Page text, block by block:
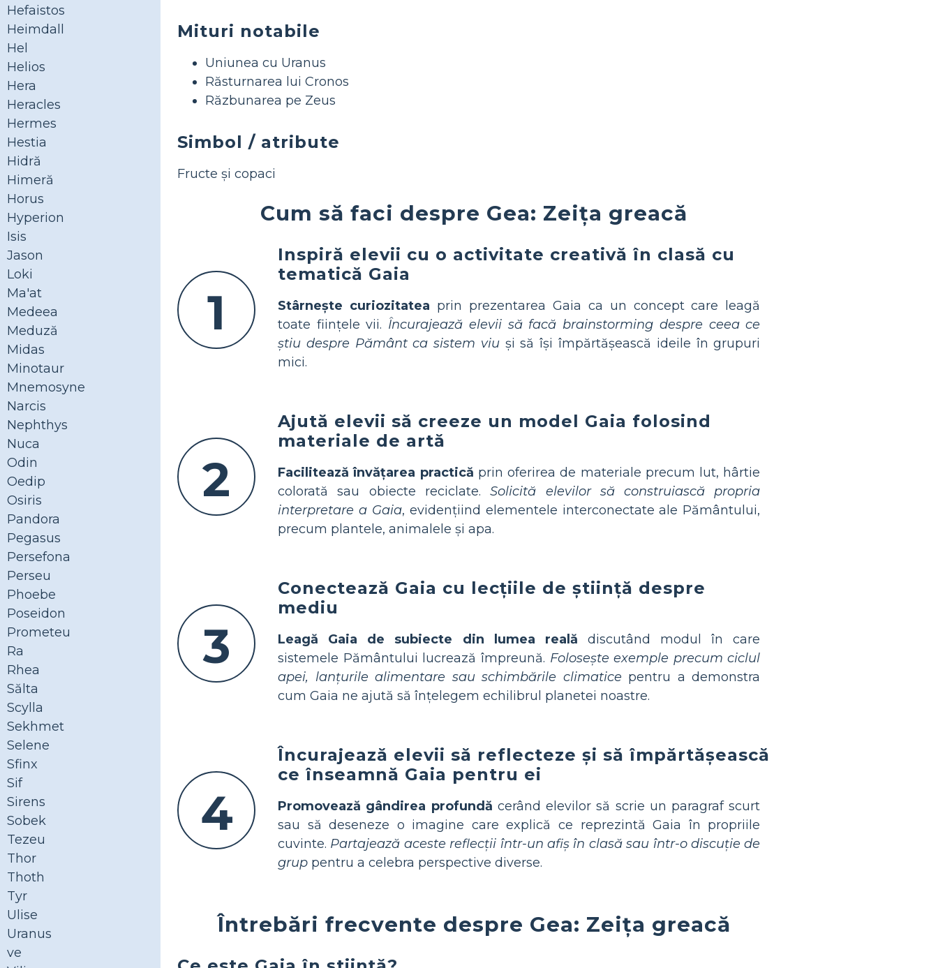
Hefaistos
Heimdall
Hel
Helios
Hera
Heracles
Hermes
Hestia
Hidră
Himeră
Horus
Hyperion
Isis
Jason
Loki
Ma'at
Medeea
Meduză
Midas
Minotaur
Mnemosyne
Narcis
Nephthys
Nuca
Odin
Oedip
Osiris
Pandora
Pegasus
Persefona
Perseu
Phoebe
Poseidon
Prometeu
Ra
Rhea
Sălta
Scylla
Sekhmet
Selene
Sfinx
Sif
Sirens
Sobek
Tezeu
Thor
Thoth
Tyr
Ulise
Uranus
ve
Mituri notabile
Uniunea cu Uranus
Răsturnarea lui Cronos
Răzbunarea pe Zeus
Simbol / atribute
Fructe și copaci
Cum să faci despre Gea: Zeița greacă
1
Inspiră elevii cu o activitate creativă în clasă cu
tematică Gaia
Stârnește curiozitatea prin prezentarea Gaia ca un concept care leagă
toate ființele vii. Încurajează elevii să facă brainstorming despre ceea ce
știu despre Pământ ca sistem viuși să își împărtășească ideile în grupuri
mici.
2
Ajută elevii să creeze un model Gaia folosind
materiale de artă
Facilitează învățarea practică prin oferirea de materiale precum lut, hârtie
colorată sau obiecte reciclate.Solicită elevilor să construiască propria
interpretare a Gaia, evidențiind elementele interconectate ale Pământului,
precum plantele, animalele și apa.
3
Conectează Gaia cu lecțiile de știință despre
mediu
Leagă Gaia de subiecte din lumea reală discutând modul în care
sistemele Pământului lucrează împreună. Folosește exemple precum ciclul
apei, lanțurile alimentare sau schimbările climatice pentru a demonstra
cum Gaia ne ajută să înțelegem echilibrul planetei noastre.
4
Încurajează elevii să reflecteze și să împărtășească
ce înseamnă Gaia pentru ei
Promovează gândirea profundă cerând elevilor să scrie un paragraf scurt
sau să deseneze o imagine care explică ce reprezintă Gaia în propriile
cuvinte. Partajează aceste reflecții într-un afiș în clasă sau într-o discuție de
grup pentru a celebra perspective diverse.
Întrebări frecvente despre Gea: Zeița greacă